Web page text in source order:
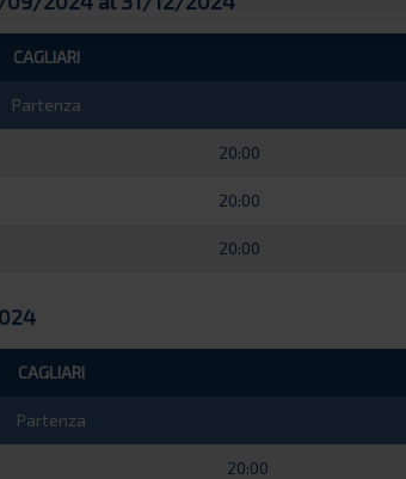
CAGLIARI
Partenza
20:00
20:00
20:00
CAGLIARI
Partenza
20:00